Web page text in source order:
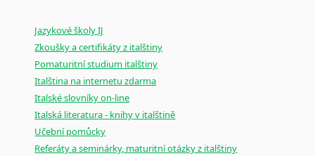
poradny a pravidla
Jazykové školy IJ
Zkoušky a certifikáty z italštiny
Pomaturitní studium italštiny
Italština na internetu zdarma
Italské slovníky on-line
Italská literatura - knihy v italštině
Učební pomůcky
Referáty a seminárky, maturitní otázky z italštiny